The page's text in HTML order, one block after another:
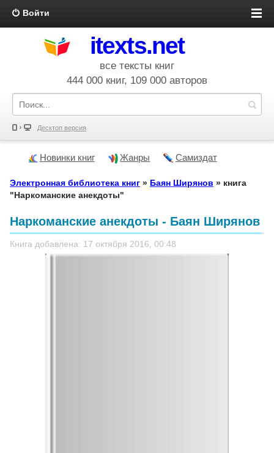
Войти
itexts.net
все тексты книг
444 000 книг, 109 000 авторов
Десктоп версия
Новинки книг Жанры Самиздат
Электронная библиотека книг » Баян Ширянов » книга
"Наркоманские анекдоты"
Наркоманские анекдоты - Баян Ширянов
Книга добавлена: 17 октября 2016, 00:48